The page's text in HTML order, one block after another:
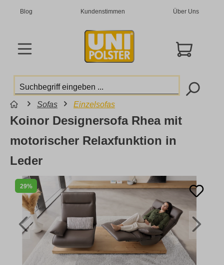
Blog Kundenstimmen Über Uns
Sofas Einzelsofas
29%
Koinor Designersofa Rhea mit
motorischer Relaxfunktion in
Leder